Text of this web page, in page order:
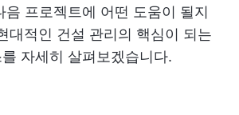
음 프로젝트에 어떤 도움이 될지
대적인 건설 관리의 핵심이 되는
자세히 살펴보겠습니다.